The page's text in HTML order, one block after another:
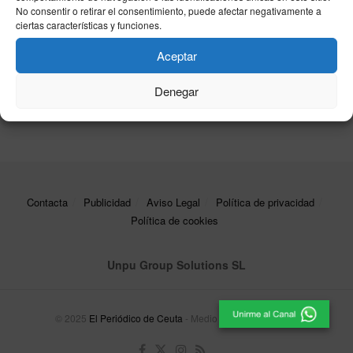
No consentir o retirar el consentimiento, puede afectar negativamente a
ciertas características y funciones.
Aceptar
Denegar
04/02/2019
El MDyC considera que la dimisión de Rodríguez
es «preocupante»
Contacta Publicidad Aviso Legal
Política de privacidad
Política de cookies
Unpu Group Solutions SL
© 2025 El Periódico de Ceuta - Medio de Comunicación